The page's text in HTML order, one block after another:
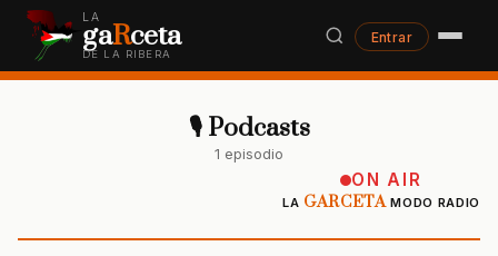
LA
gaRceta
DE LA RIBERA
Entrar
🎙 Podcasts
1 episodio
ON AIR
LA GARCETAMODO RADIO